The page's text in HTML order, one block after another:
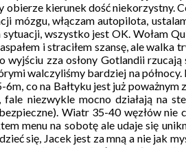
kierunek dość
mózgu, włączam autopilota,
wszystko jest OK. Wołam
i straciłem szansę, ale
zza osłony Gotlandii
walczyliśmy bardziej na
co na Bałtyku jest już
niezwykle mocno działają na
Wiatr 35-40 węzłów
menu na sobotę ale udaje się
się, Jacek jest za mną a nie jak